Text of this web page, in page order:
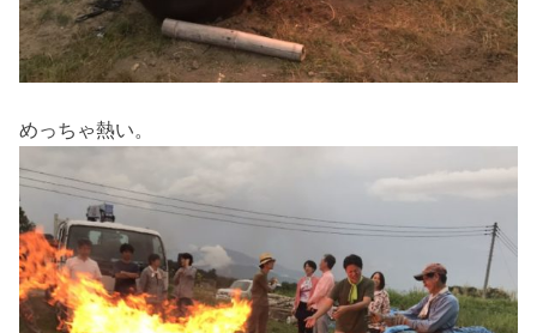
めっちゃ熱い。